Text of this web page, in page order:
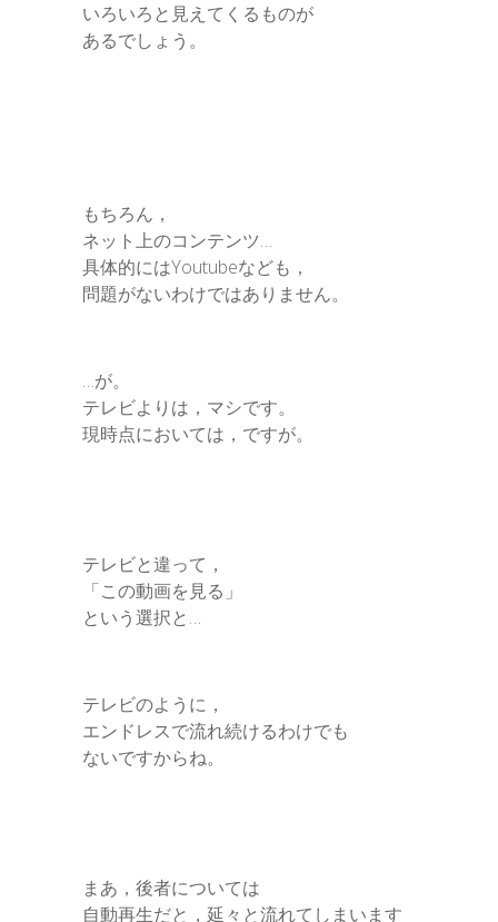
いろいろと見えてくるものが
あるでしょう。
もちろん，
ネット上のコンテンツ…
具体的にはYoutubeなども，
問題がないわけではありません。
…が。
テレビよりは，マシです。
現時点においては，ですが。
テレビと違って，
「この動画を見る」
という選択と…
テレビのように，
エンドレスで流れ続けるわけでも
ないですからね。
まあ，後者については
自動再生だと，延々と流れてしまいます